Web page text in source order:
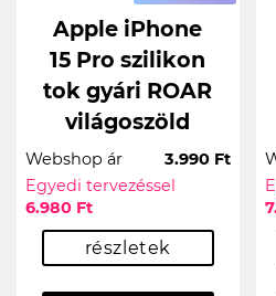
Apple iPhone
15 Pro szilikon
tok gyári ROAR
világoszöld
Webshop ár
3.990 Ft
Egyedi tervezéssel
6.980 Ft
részletek